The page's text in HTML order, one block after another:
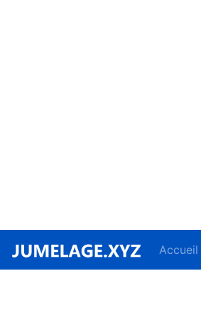
Accueil